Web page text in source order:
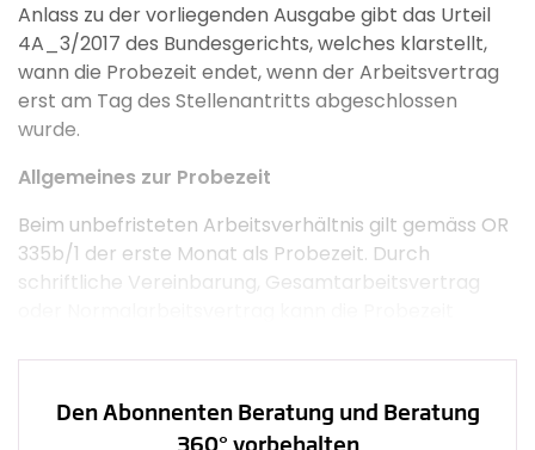
Anlass zu der vorliegenden Ausgabe gibt das Urteil
4A_3/2017 des Bundesgerichts, welches klarstellt,
wann die Probezeit endet, wenn der Arbeitsvertrag
erst am Tag des Stellenantritts abgeschlossen
wurde.
Allgemeines zur Probezeit
Beim unbefristeten Arbeitsverhältnis gilt gemäss OR
335b/1 der erste Monat als Probezeit. Durch
schriftliche Vereinbarung, Gesamtarbeitsvertrag
drei Monate verlängert werden. Bei der Dauer der
Probezeit kommt es grundsätzlich nicht auf die
effektiv geleistete Arbeit, sondern auf die Dauer des
Den Abonnenten Beratung und Beratung
360° vorbehalten